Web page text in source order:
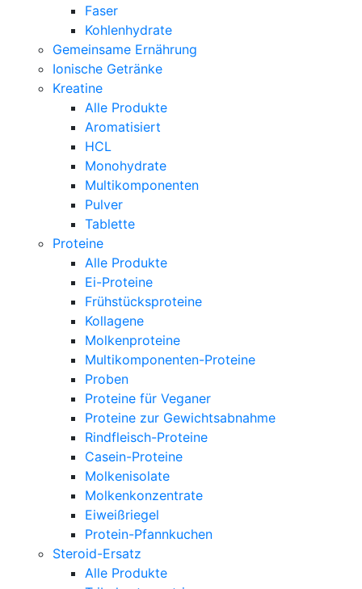
Faser
Kohlenhydrate
Gemeinsame Ernährung
Ionische Getränke
Kreatine
Alle Produkte
Aromatisiert
HCL
Monohydrate
Multikomponenten
Pulver
Tablette
Proteine
Alle Produkte
Ei-Proteine
Frühstücksproteine
Kollagene
Molkenproteine
Multikomponenten-Proteine
Proben
Proteine für Veganer
Proteine zur Gewichtsabnahme
Rindfleisch-Proteine
Casein-Proteine
Molkenisolate
Molkenkonzentrate
Eiweißriegel
Protein-Pfannkuchen
Steroid-Ersatz
Alle Produkte